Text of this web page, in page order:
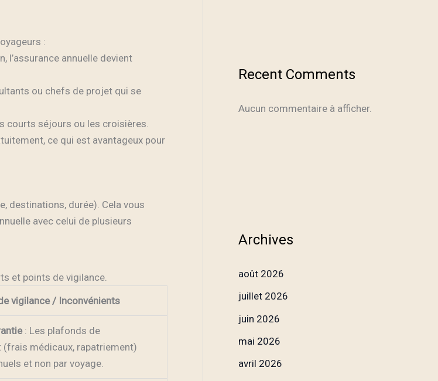
:
l’assurance annuelle devient
ou chefs de projet qui se
courts séjours ou les croisières.
ce qui est avantageux pour
destinations, durée). Cela vous
avec celui de plusieurs
et points de vigilance.
vigilance / Inconvénients
: Les plafonds de
(frais médicaux, rapatriement)
et non par voyage.
Recent Comments
Aucun commentaire à afficher.
Archives
août 2026
juillet 2026
juin 2026
mai 2026
avril 2026